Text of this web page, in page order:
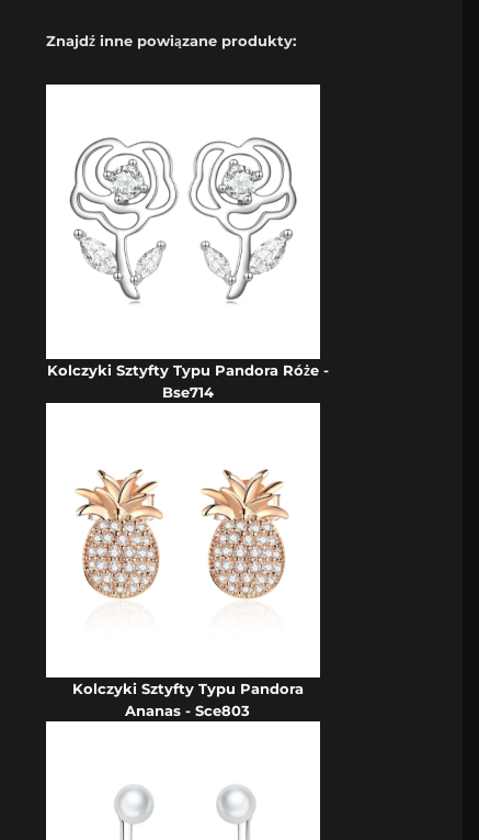
Znajdź inne powiązane produkty:
Kolczyki Sztyfty Typu Pandora Róże -
Bse714
Kolczyki Sztyfty Typu Pandora
Ananas - Sce803